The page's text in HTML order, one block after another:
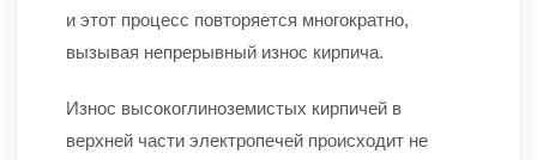
и этот процесс повторяется многократно,
вызывая непрерывный износ кирпича.
Износ высокоглиноземистых кирпичей в
верхней части электропечей происходит не